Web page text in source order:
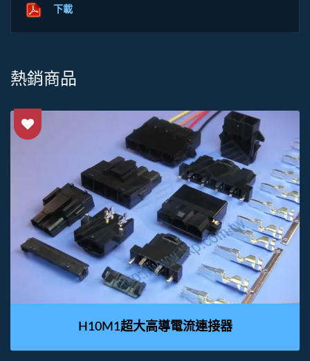
下載
熱銷商品
H10M1超大高導電流連接器